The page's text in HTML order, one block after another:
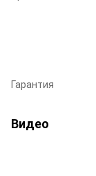
Гарантия
Видео